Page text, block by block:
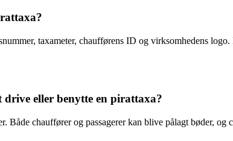
taxameter, chaufførens ID og virksomhedens
eller benytte en pirattaxa?
chauffører og passagerer kan blive pålagt bøder, og